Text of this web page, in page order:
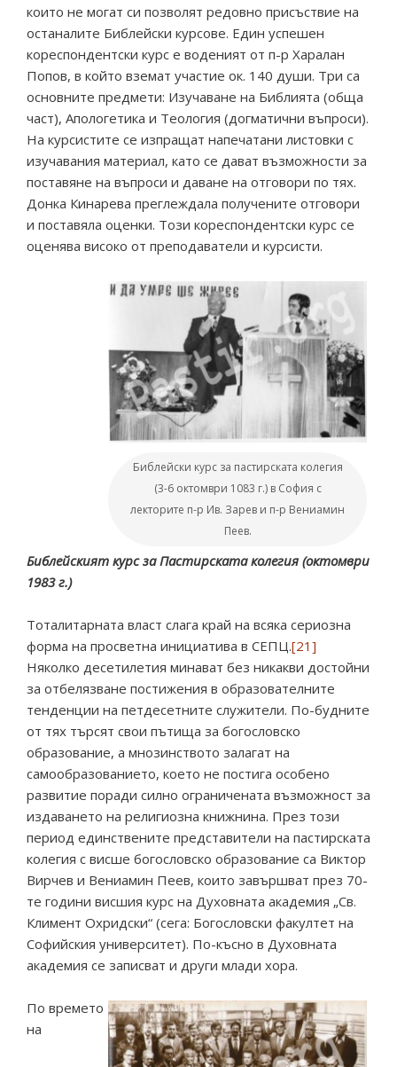
които не могат си позволят редовно присъствие на
останалите Библейски курсове. Един успешен
кореспондентски курс е воденият от п-р Харалан
Попов, в който вземат участие ок. 140 души. Три са
основните предмети: Изучаване на Библията (обща
част), Апологетика и Теология (догматични въпроси).
На курсистите се изпращат напечатани листовки с
изучавания материал, като се дават възможности за
поставяне на въпроси и даване на отговори по тях.
Донка Кинарева преглеждала получените отговори
и поставяла оценки. Този кореспондентски курс се
оценява високо от преподаватели и курсисти.
Библейски курс за пастирската колегия
(3-6 октомври 1083 г.) в София с
лекторите п-р Ив. Зарев и п-р Вениамин
Пеев.
Библейският курс за Пастирската колегия (октомври
1983 г.)
Тоталитарната власт слага край на всяка сериозна
форма на просветна инициатива в СЕПЦ.[21]
Няколко десетилетия минават без никакви достойни
за отбелязване постижения в образователните
тенденции на петдесетните служители. По-будните
от тях търсят свои пътища за богословско
образование, а мнозинството залагат на
самообразованието, което не постига особено
развитие поради силно ограничената възможност за
издаването на религиозна книжнина. През този
период единствените представители на пастирската
колегия с висше богословско образование са Виктор
Вирчев и Вениамин Пеев, които завършват през 70-
те години висшия курс на Духовната академия „Св.
Климент Охридски“ (сега: Богословски факултет на
Софийския университет). По-късно в Духовната
академия се записват и други млади хора.
По времето
на